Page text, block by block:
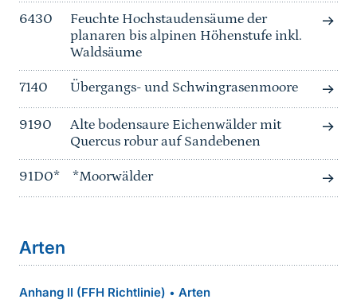
6430
Feuchte Hochstaudensäume der
planaren bis alpinen Höhenstufe inkl.
Waldsäume
7140 Übergangs- und Schwingrasenmoore
9190
Alte bodensaure Eichenwälder mit
Quercus robur auf Sandebenen
91D0* *Moorwälder
Arten
Anhang II (FFH Richtlinie) • Arten